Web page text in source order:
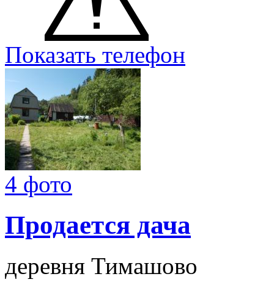
Показать телефон
4 фото
Продается дача
деревня Тимашово